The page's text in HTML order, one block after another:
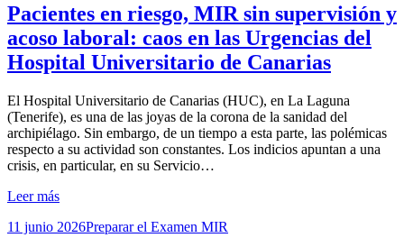
Pacientes en riesgo, MIR sin supervisión y
acoso laboral: caos en las Urgencias del
Hospital Universitario de Canarias
porExamen MIR
El Hospital Universitario de Canarias (HUC), en La Laguna
(Tenerife), es una de las joyas de la corona de la sanidad del
archipiélago. Sin embargo, de un tiempo a esta parte, las polémicas
respecto a su actividad son constantes. Los indicios apuntan a una
crisis, en particular, en su Servicio…
Leer más
Publicada
11 junio 2026Preparar el Examen MIR